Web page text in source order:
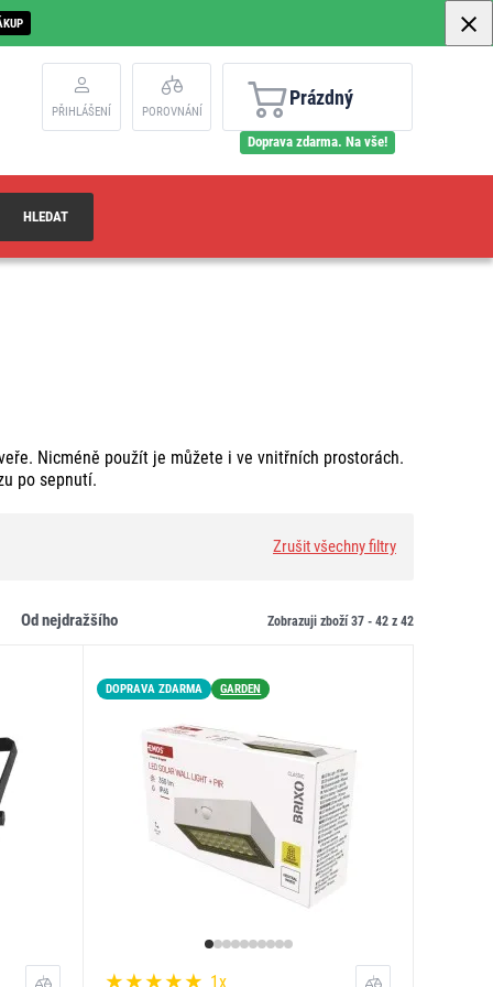
PŘIHLÁŠENÍ POROVNÁNÍ
Prázdný
Doprava zdarma. Na vše!
HLEDAT
Nicméně použít je můžete i ve vnitřních prostorách.
po sepnutí.
Zrušit všechny filtry
od nejdražšího Zobrazuji zboží 37 - 42 z 42
DOPRAVA ZDARMA GARDEN
1x